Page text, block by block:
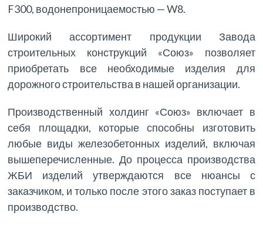
F300, водонепроницаемостью — W8.
Широкий ассортимент продукции Завода
строительных конструкций «Союз» позволяет
приобретать все необходимые изделия для
дорожного строительства в нашей организации.
Производственный холдинг «Союз» включает в
себя площадки, которые способны изготовить
любые виды железобетонных изделий, включая
вышеперечисленные. До процесса производства
ЖБИ изделий утверждаются все нюансы с
заказчиком, и только после этого заказ поступает в
производство.